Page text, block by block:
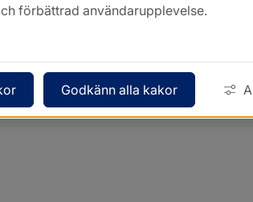
förbättrad användarupplevelse.
Godkänn alla kakor